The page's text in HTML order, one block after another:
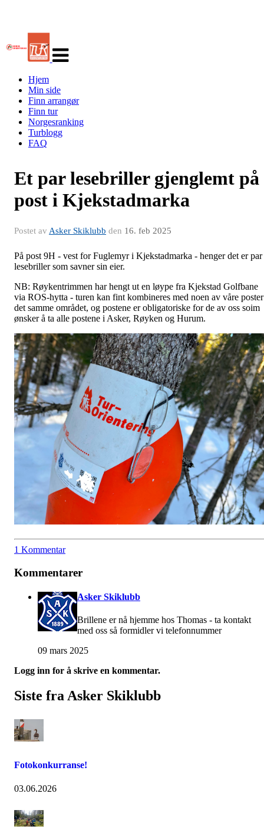
navigasjon
Hjem
Min side
Finn arrangør
Finn tur
Norgesranking
Turblogg
FAQ
Et par lesebriller gjenglemt på
post i Kjekstadmarka
Postet av Asker Skiklubb den 16. feb 2025
På post 9H - vest for Fuglemyr i Kjekstadmarka - henger det er par
lesebriller som savner sin eier.
NB: Røykentrimmen har hengt ut en løype fra Kjekstad Golfbane
via ROS-hytta - turen kan fint kombineres med noen av våre
det samme området, og postene er obligatoriske for de av oss soim
ønsker å ta alle postene i Asker, Røyken og Hurum.
1 Kommentar
Kommentarer
Asker Skiklubb
Brillene er nå hjemme hos Thomas - ta kontakt
med oss så formidler vi telefonnummer
09 mars 2025
Logg inn for å skrive en kommentar.
Siste fra Asker Skiklubb
Fotokonkurranse!
03.06.2026